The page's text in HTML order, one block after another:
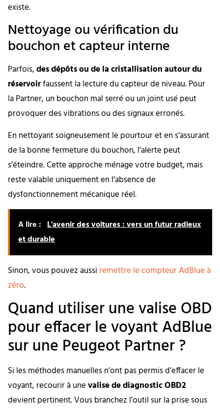
existe.
Nettoyage ou vérification du
bouchon et capteur interne
Parfois,des dépôts ou de la cristallisation autour du
réservoirfaussent la lecture du capteur de niveau. Pour
la Partner, un bouchon mal serré ou un joint usé peut
provoquer des vibrations ou des signaux erronés.
En nettoyant soigneusement le pourtour et en s’assurant
de la bonne fermeture du bouchon, l’alerte peut
s’éteindre. Cette approche ménage votre budget, mais
reste valable uniquement en l’absence de
dysfonctionnement mécanique réel.
A lire : L'avenir des voitures : vers un futur radieux
et durable
Sinon, vous pouvez aussi remettre le compteur AdBlue à
zéro.
Quand utiliser une valise OBD
pour effacer le voyant AdBlue
sur une Peugeot Partner ?
Si les méthodes manuelles n’ont pas permis d’effacer le
voyant, recourir à unevalise de diagnostic OBD2
devient pertinent. Vous branchez l’outil sur la prise sous